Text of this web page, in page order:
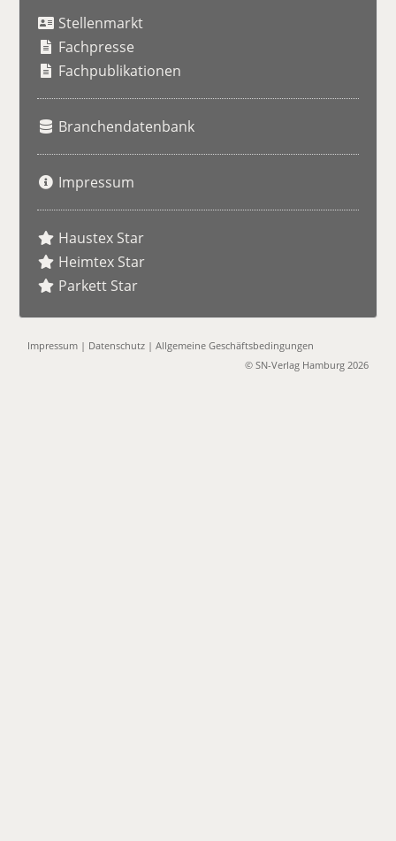
Stellenmarkt
Fachpresse
Fachpublikationen
Branchendatenbank
Impressum
Haustex Star
Heimtex Star
Parkett Star
Impressum | Datenschutz |Allgemeine Geschäftsbedingungen
© SN-Verlag Hamburg 2026